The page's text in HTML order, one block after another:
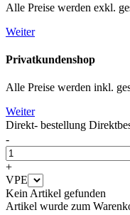
Alle Preise werden exkl.
Weiter
Privatkundenshop
Alle Preise werden inkl.
Weiter
Direkt- bestellung
-
+
VPE
Kein Artikel gefunden
Artikel wurde zum